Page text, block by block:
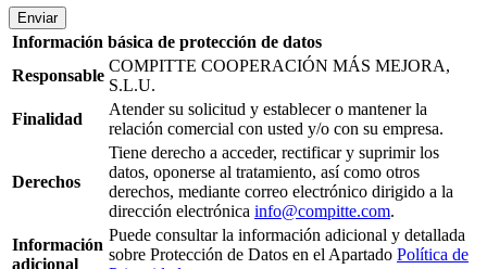
Enviar
Información básica de protección de datos
Responsable
COMPITTE COOPERACIÓN MÁS MEJORA,
S.L.U.
Finalidad
Atender su solicitud y establecer o mantener la
relación comercial con usted y/o con su empresa.
Derechos
Tiene derecho a acceder, rectificar y suprimir los
datos, oponerse al tratamiento, así como otros
derechos, mediante correo electrónico dirigido a la
dirección electrónica info@compitte.com.
Información
adicional
Puede consultar la información adicional y detallada
sobre Protección de Datos en el Apartado Política de